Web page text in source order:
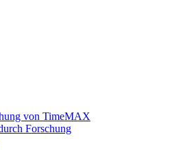
von TimeMAX
Forschung